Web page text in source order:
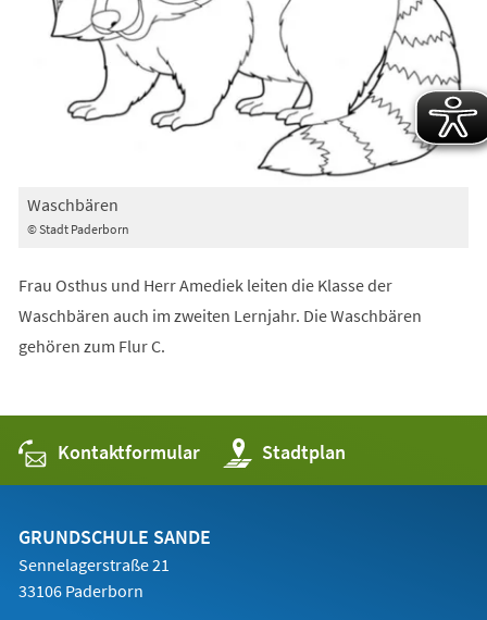
© Stadt Paderborn
Waschbären
Frau Osthus und Herr Amediek leiten die Klasse der
Waschbären auch im zweiten Lernjahr. Die Waschbären
gehören zum Flur C.
Kontaktformular Stadtplan
(Öffnet
in
einem
GRUNDSCHULE SANDE
Sennelagerstraße 21
33106 Paderborn